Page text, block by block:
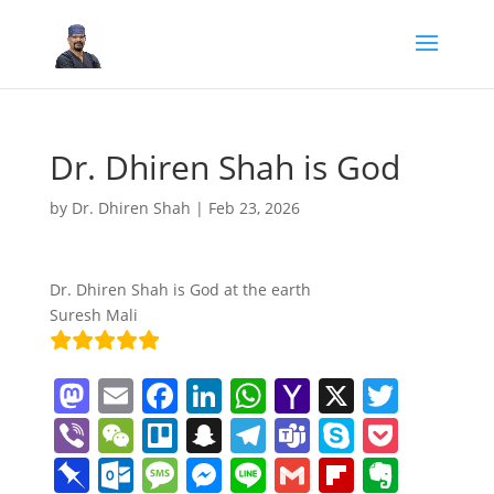
Dr. Dhiren Shah is God
by Dr. Dhiren Shah | Feb 23, 2026
Dr. Dhiren Shah is God at the earth
Suresh Mali
M
a
st
E
m
ai
F
a
c
Li
n
k
W
h
at
Y
a
h
X T
w
itt
Vi
b
W
e
Tr
el
S
n
T
el
T
e
S
k
P
o
Pi O M M Li G Fl E